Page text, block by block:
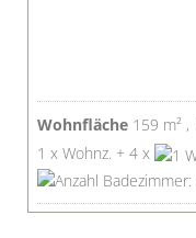
Wohnfläche 159 m² ,
1 x Wohnz. + 4 x